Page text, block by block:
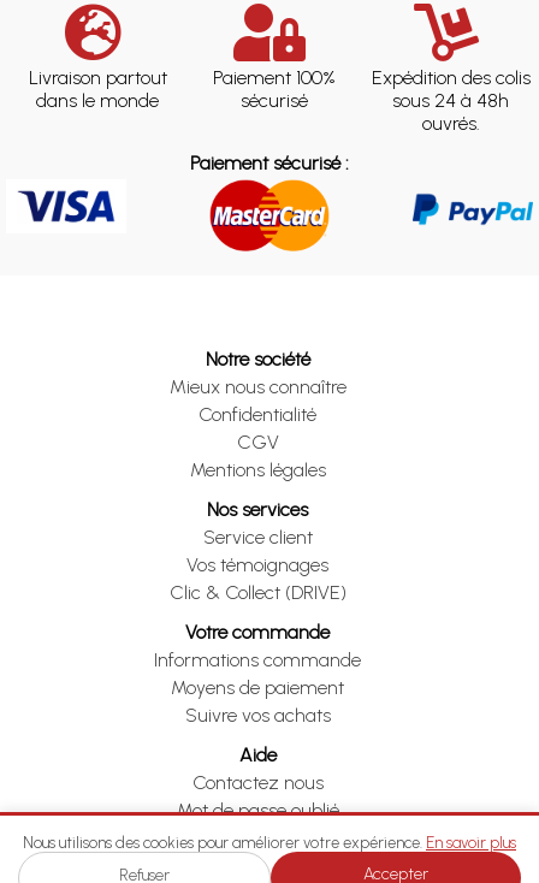
Livraison partout
dans le monde
Paiement 100%
sécurisé
Expédition des colis
sous 24 à 48h
ouvrés.
Paiement sécurisé :
Notre société
Mieux nous connaître
Confidentialité
CGV
Mentions légales
Nos services
Service client
Vos témoignages
Clic & Collect (DRIVE)
Votre commande
Informations commande
Moyens de paiement
Suivre vos achats
Aide
Contactez nous
Mot de passe oublié
Je me rétracte
Nous utilisons des cookies pour améliorer votre expérience. En savoir plus
Refuser Accepter